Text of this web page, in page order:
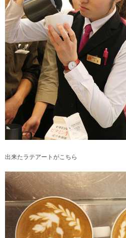
出来たラテアートがこちら